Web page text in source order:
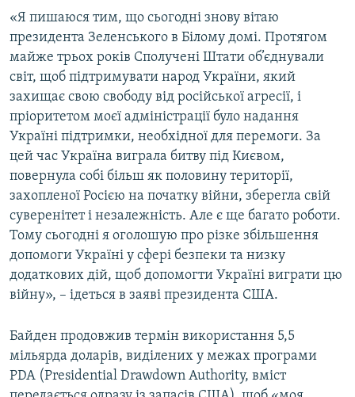
«Я пишаюся тим, що сьогодні знову вітаю
президента Зеленського в Білому домі. Протягом
майже трьох років Сполучені Штати об’єднували
світ, щоб підтримувати народ України, який
захищає свою свободу від російської агресії, і
пріоритетом моєї адміністрації було надання
Україні підтримки, необхідної для перемоги. За
цей час Україна виграла битву під Києвом,
повернула собі більш як половину території,
захопленої Росією на початку війни, зберегла свій
суверенітет і незалежність. Але є ще багато роботи.
Тому сьогодні я оголошую про різке збільшення
допомоги Україні у сфері безпеки та низку
додаткових дій, щоб допомогти Україні виграти цю
війну», – ідеться в заяві президента США.
Байден продовжив термін використання 5,5
мільярда доларів, виділених у межах програми
PDA (Presidential Drawdown Authority, вміст